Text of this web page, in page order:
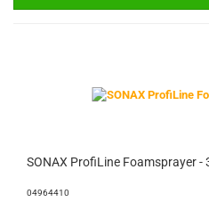
SONAX ProfiLine Foamsprayer -
04964410